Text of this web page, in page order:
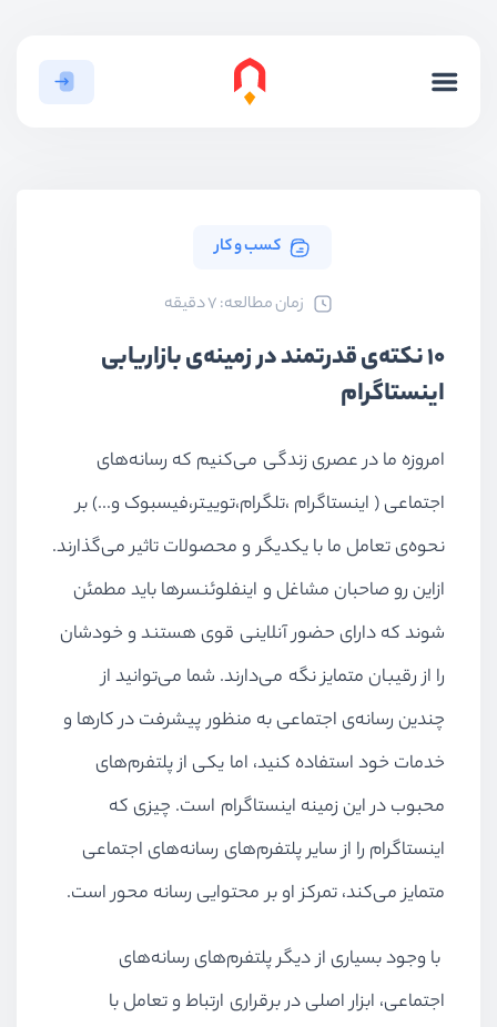
کسب و کار
ﺯﻣﺎﻥ ﻣﻄﺎﻟﻌﻪ: 7 دقیقه
۱۰ نکته‌ی قدرتمند در زمینه‌ی بازاریابی
اینستاگرام
امروزه ما در عصری زندگی می‌کنیم که رسانه‌های
اجتماعی ( اینستاگرام ،تلگرام،توییتر،فیسبوک و...) بر
نحوه‌ی تعامل ما با یکدیگر و محصولات تاثیر می‌گذارند.
ازاین رو صاحبان مشاغل و اینفلوئنسرها باید مطمئن
شوند که دارای حضور آنلاینی قوی هستند و خودشان
را از رقیبان متمایز نگه می‌دارند. شما می‌توانید از
چندین رسانه‌ی اجتماعی به منظور پیشرفت در کارها و
خدمات خود استفاده کنید، اما یکی از پلتفرم‌های
محبوب در این زمینه اینستاگرام است. چیزی که
اینستاگرام را از سایر پلتفرم‌های رسانه‌های اجتماعی
متمایز می‌کند، تمرکز او بر محتوایی رسانه محور است.
با وجود بسیاری از دیگر پلتفرم‌های رسانه‌های
اجتماعی، ابزار اصلی در برقراری ارتباط و تعامل با